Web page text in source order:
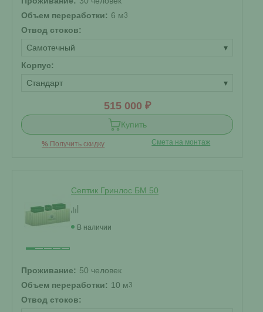
Объем переработки: 6 м3
Отвод стоков:
Самотечный
▾
Корпус:
Стандарт
▾
515 000 ₽
Купить
% Получить скидку Смета на монтаж
Септик Гринлос БМ 50
В наличии
Проживание: 50 человек
Объем переработки: 10 м3
Отвод стоков: